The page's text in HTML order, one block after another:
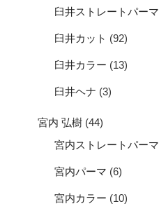
臼井ストレートパーマ
臼井カット (92)
臼井カラー (13)
臼井ヘナ (3)
宮内 弘樹 (44)
宮内ストレートパーマ
宮内パーマ (6)
宮内カラー (10)